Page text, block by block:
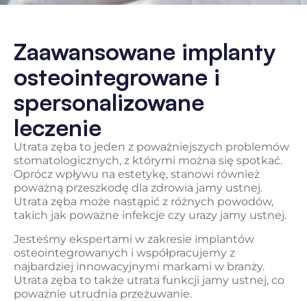
Zaawansowane implanty
osteointegrowane i
spersonalizowane
leczenie
Utrata zęba to jeden z poważniejszych problemów
stomatologicznych, z którymi można się spotkać.
Oprócz wpływu na estetykę, stanowi również
poważną przeszkodę dla zdrowia jamy ustnej.
Utrata zęba może nastąpić z różnych powodów,
takich jak poważne infekcje czy urazy jamy ustnej.
Jesteśmy ekspertami w zakresie implantów
osteointegrowanych i współpracujemy z
najbardziej innowacyjnymi markami w branży.
Utrata zęba to także utrata funkcji jamy ustnej, co
poważnie utrudnia przeżuwanie.